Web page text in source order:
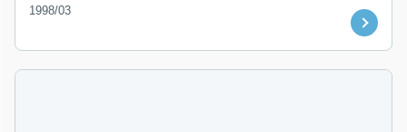
1998/03